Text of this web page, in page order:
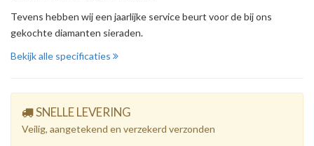
Tevens hebben wij een jaarlijke service beurt voor de bij ons
gekochte diamanten sieraden.
Bekijk alle specificaties
SNELLE LEVERING
Veilig, aangetekend en verzekerd verzonden